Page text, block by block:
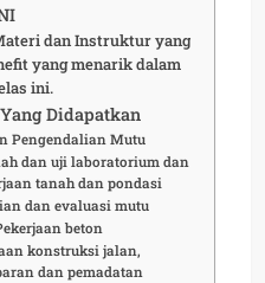
dan Instruktur yang
yang menarik dalam
ini.
Didapatkan
Pengendalian Mutu
dan uji laboratorium dan
tanah dan pondasi
dan evaluasi mutu
beton
konstruksi jalan,
dan pemadatan